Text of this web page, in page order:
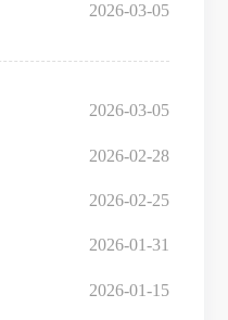
2026-03-05
2026-03-05
2026-02-28
2026-02-25
2026-01-31
2026-01-15